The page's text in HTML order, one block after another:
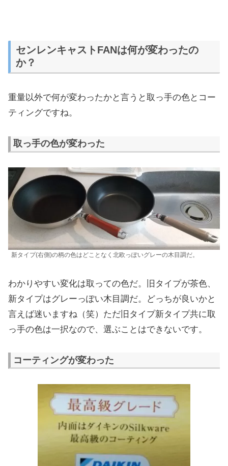
センレンキャストFANは何が変わったの
か？
重量以外で何が変わったかと言うと取っ手の色とコー
ティングですね。
取っ手の色が変わった
新タイプ(右側)の柄の色はどことなく北欧っぽいグレーの木目調だ。
わかりやすい変化は取っての色だ。旧タイプが茶色、
新タイプはグレーっぽい木目調だ。どっちが良いかと
言えば迷いますね（笑）ただ旧タイプ新タイプ共に取
っ手の色は一択なので、選ぶことはできないです。
コーティングが変わった